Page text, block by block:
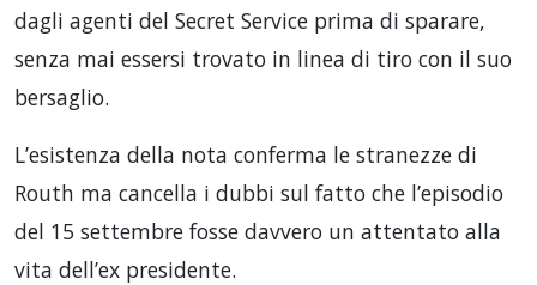
dagli agenti del Secret Service prima di sparare,
senza mai essersi trovato in linea di tiro con il suo
bersaglio.
L’esistenza della nota conferma le stranezze di
Routh ma cancella i dubbi sul fatto che l’episodio
del 15 settembre fosse davvero un attentato alla
vita dell’ex presidente.